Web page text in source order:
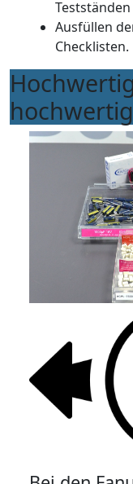
Testständen
Ausfüllen
Checklisten.